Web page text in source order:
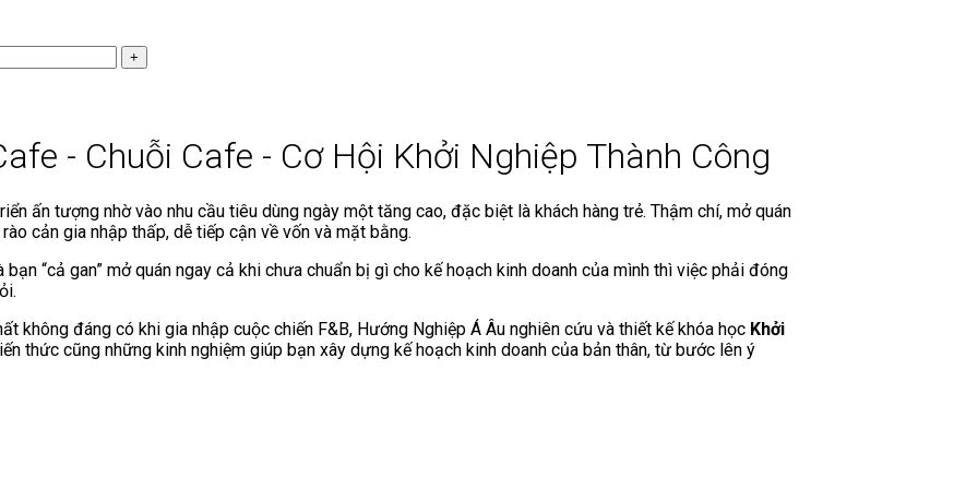
- Chuỗi Cafe - Cơ Hội Khởi Nghiệp Thành Công
ấn tượng nhờ vào nhu cầu tiêu dùng ngày một tăng cao, đặc biệt là khách hàng trẻ. Thậm chí, mở quán
cản gia nhập thấp, dễ tiếp cận về vốn và mặt bằng.
“cả gan” mở quán ngay cả khi chưa chuẩn bị gì cho kế hoạch kinh doanh của mình thì việc phải đóng
không đáng có khi gia nhập cuộc chiến F&B, Hướng Nghiệp Á Âu nghiên cứu và thiết kế khóa học Khởi
thức cũng những kinh nghiệm giúp bạn xây dựng kế hoạch kinh doanh của bản thân, từ bước lên ý